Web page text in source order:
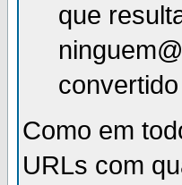
que
Como em
URLs com